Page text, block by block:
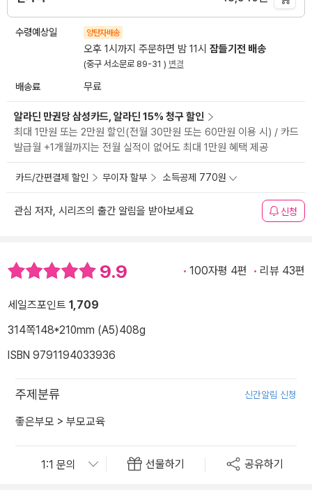
수령예상일 양탄자배송
오후 1시까지 주문하면 밤 11시 잠들기전 배송
(중구 서소문로 89-31 ) 변경
배송료 무료
알라딘 만권당 삼성카드, 알라딘 15% 청구 할인
최대 1만원 또는 2만원 할인(전월 30만원 또는 60만원 이용 시) / 카드
발급월 +1개월까지는 전월 실적이 없어도 최대 1만원 혜택 제공
카드/간편결제 할인 무이자 할부 소득공제 770원
관심 저자, 시리즈의 출간 알림을 받아보세요 신청
9.9 100자평 4편 리뷰 43편
세일즈포인트 1,709
314쪽148*210mm (A5)408g
ISBN 9791194033936
주제분류 신간알림 신청
좋은부모 > 부모교육
선물하기 공유하기